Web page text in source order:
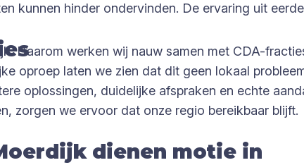
kunnen hinder ondervinden. De ervaring uit
Daarom werken wij nauw samen met CDA-
oproep laten we zien dat dit geen lokaal
oplossingen, duidelijke afspraken en echte
zorgen we ervoor dat onze regio bereikbaar blijft.
dienen motie in